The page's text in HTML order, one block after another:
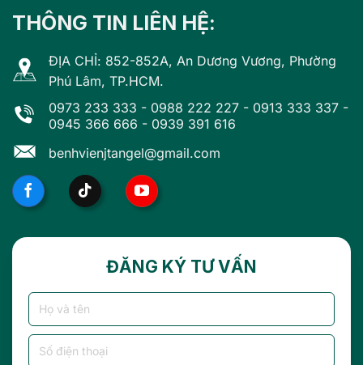
THÔNG TIN LIÊN HỆ:
ĐỊA CHỈ: 852-852A, An Dương Vương, Phường
Phú Lâm, TP.HCM.
0973 233 333 - 0988 222 227 - 0913 333 337 -
0945 366 666 - 0939 391 616
benhvienjtangel@gmail.com
ĐĂNG KÝ TƯ VẤN